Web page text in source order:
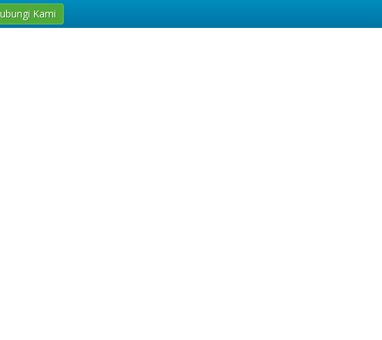
Kami